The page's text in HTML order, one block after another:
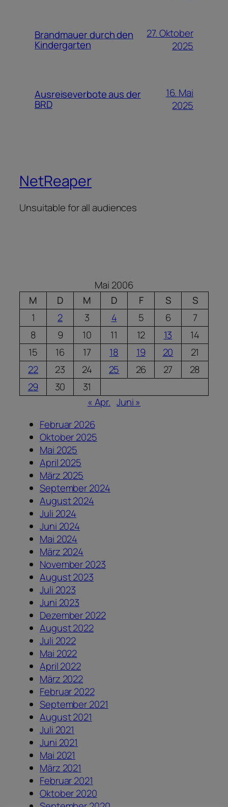
Brandmauer durch den
Kindergarten
27. Oktober
2025
Ausreiseverbote aus der
BRD
16. Mai
2025
NetReaper
Unsuitable for all audiences
Mai 2006
M
D M D F S
S
1
2 3 4 5 6
7
8
9 10 11 12 13
14
15
16 17 18 19 20
21
22
23 24 25 26 27
28
29
30
31
« Apr. Juni »
Februar 2026
Oktober 2025
Mai 2025
April 2025
März 2025
September 2024
August 2024
Juli 2024
Juni 2024
Mai 2024
März 2024
November 2023
August 2023
Juli 2023
Juni 2023
Dezember 2022
August 2022
Juli 2022
Mai 2022
April 2022
März 2022
Februar 2022
September 2021
August 2021
Juli 2021
Juni 2021
Mai 2021
März 2021
Februar 2021
Oktober 2020